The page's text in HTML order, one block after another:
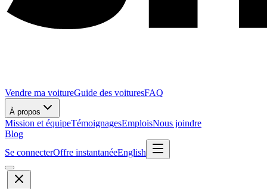
Vendre ma voitureGuide des voituresFAQ
À propos
Mission et équipeTémoignagesEmploisNous joindre
Blog
Se connecterOffre instantanéeEnglish